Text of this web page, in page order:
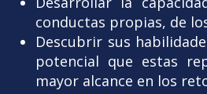
conductas propias, de
Descubrir sus
potencial que estas
mayor alcance en los